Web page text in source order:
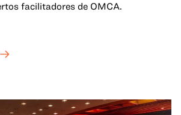
facilitadores de OMCA.